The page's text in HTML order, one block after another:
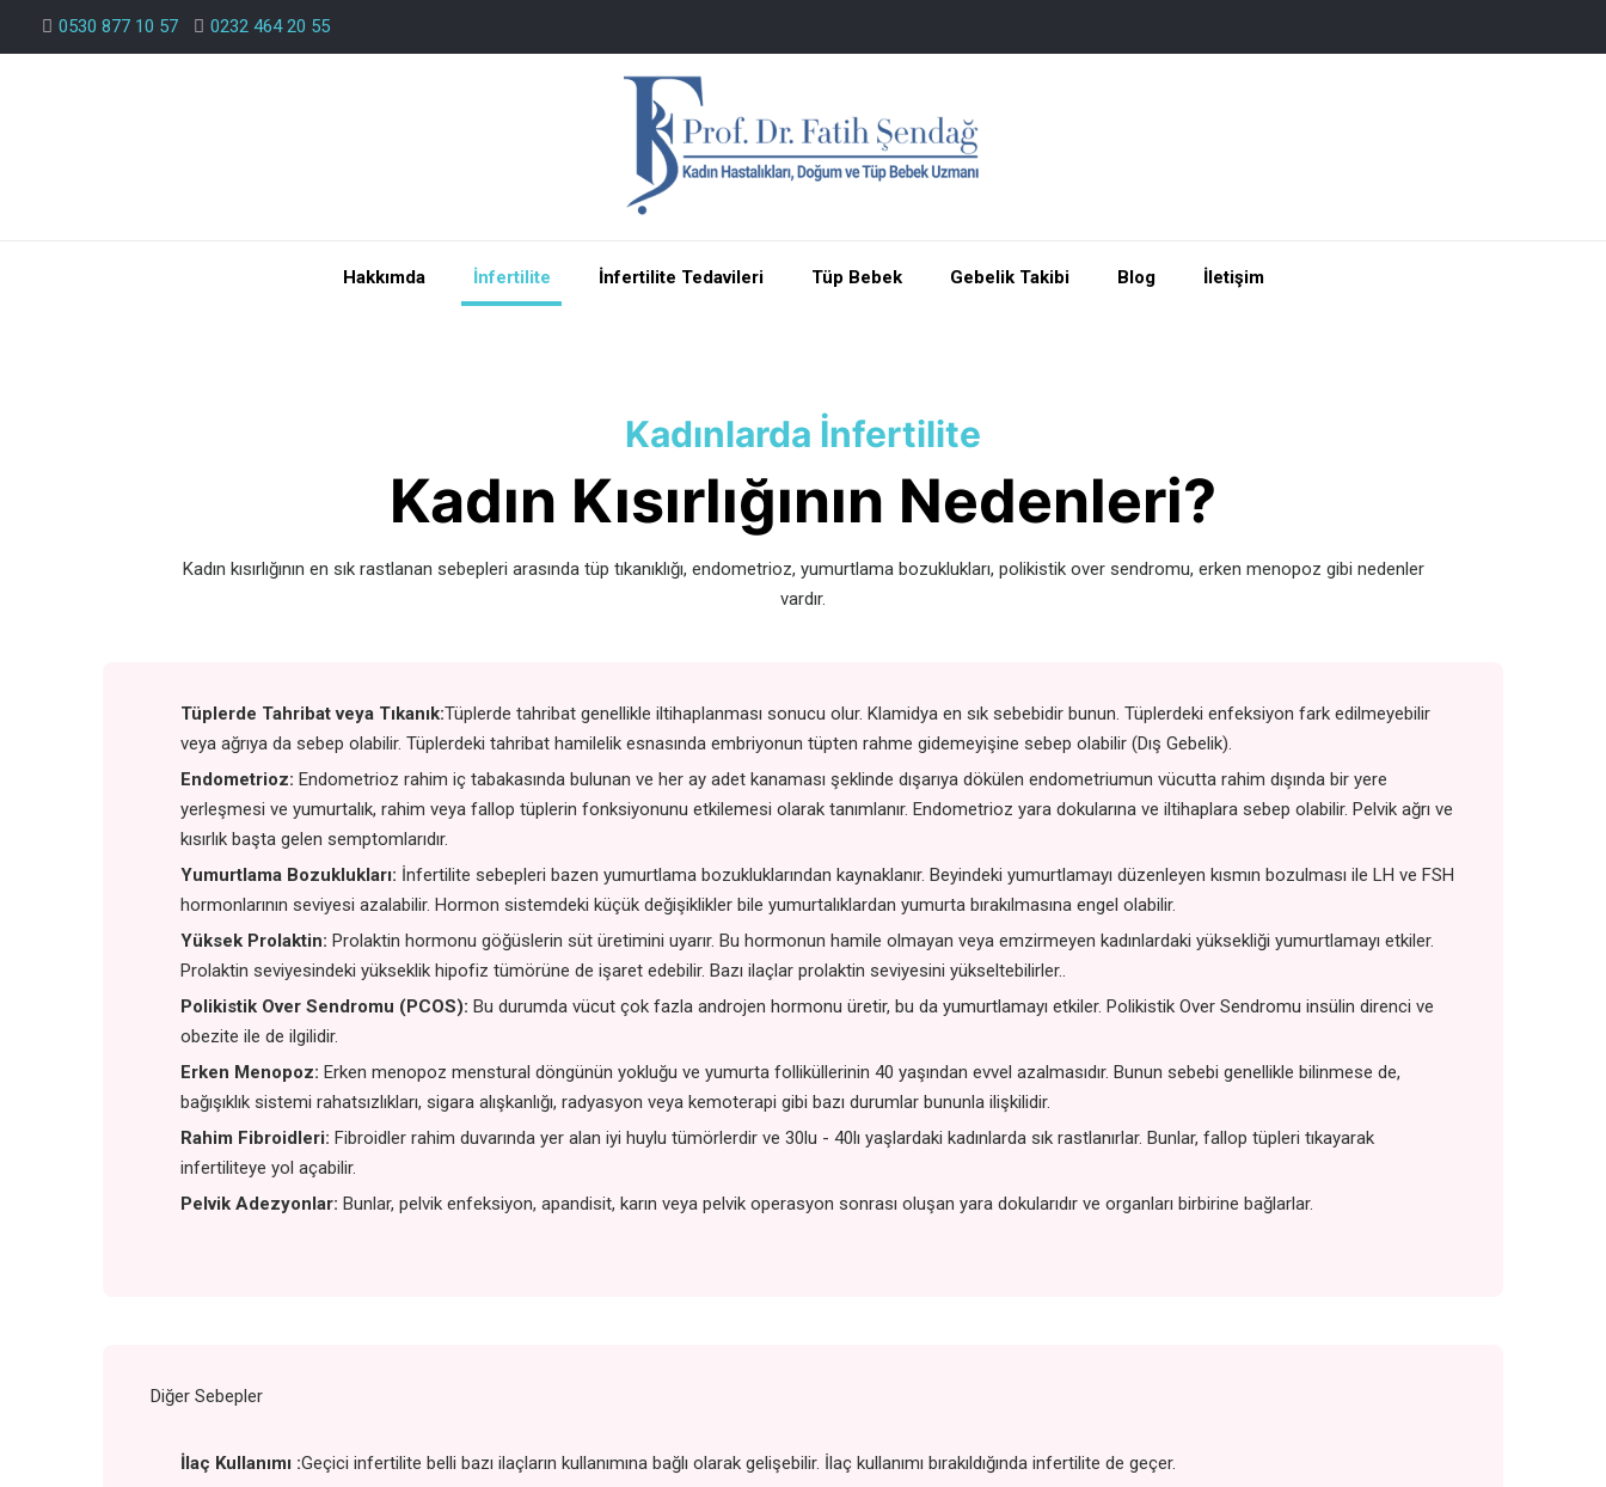
0530 877 10 57 0232 464 20 55
Hakkımda İnfertilite İnfertilite Tedavileri Tüp Bebek Gebelik Takibi Blog İletişim
Kadınlarda İnfertilite
Kadın Kısırlığının Nedenleri?
Kadın kısırlığının en sık rastlanan sebepleri arasında tüp tıkanıklığı, endometrioz, yumurtlama bozuklukları, polikistik over sendromu, erken menopoz gibi nedenler
vardır.
Tüplerde Tahribat veya Tıkanık:Tüplerde tahribat genellikle iltihaplanması sonucu olur. Klamidya en sık sebebidir bunun. Tüplerdeki enfeksiyon fark edilmeyebilir
veya ağrıya da sebep olabilir. Tüplerdeki tahribat hamilelik esnasında embriyonun tüpten rahme gidemeyişine sebep olabilir (Dış Gebelik).
Endometrioz:Endometrioz rahim iç tabakasında bulunan ve her ay adet kanaması şeklinde dışarıya dökülen endometriumun vücutta rahim dışında bir yere
yerleşmesi ve yumurtalık, rahim veya fallop tüplerin fonksiyonunu etkilemesi olarak tanımlanır. Endometrioz yara dokularına ve iltihaplara sebep olabilir. Pelvik ağrı ve
kısırlık başta gelen semptomlarıdır.
Yumurtlama Bozuklukları: İnfertilite sebepleri bazen yumurtlama bozukluklarından kaynaklanır. Beyindeki yumurtlamayı düzenleyen kısmın bozulması ile LH ve FSH
hormonlarının seviyesi azalabilir. Hormon sistemdeki küçük değişiklikler bile yumurtalıklardan yumurta bırakılmasına engel olabilir.
Yüksek Prolaktin: Prolaktin hormonu göğüslerin süt üretimini uyarır. Bu hormonun hamile olmayan veya emzirmeyen kadınlardaki yüksekliği yumurtlamayı etkiler.
Prolaktin seviyesindeki yükseklik hipofiz tümörüne de işaret edebilir. Bazı ilaçlar prolaktin seviyesini yükseltebilirler..
Polikistik Over Sendromu (PCOS):Bu durumda vücut çok fazla androjen hormonu üretir, bu da yumurtlamayı etkiler. Polikistik Over Sendromu insülin direnci ve
obezite ile de ilgilidir.
Erken Menopoz: Erken menopoz menstural döngünün yokluğu ve yumurta folliküllerinin 40 yaşından evvel azalmasıdır. Bunun sebebi genellikle bilinmese de,
bağışıklık sistemi rahatsızlıkları, sigara alışkanlığı, radyasyon veya kemoterapi gibi bazı durumlar bununla ilişkilidir.
Rahim Fibroidleri:Fibroidler rahim duvarında yer alan iyi huylu tümörlerdir ve 30lu - 40lı yaşlardaki kadınlarda sık rastlanırlar. Bunlar, fallop tüpleri tıkayarak
infertiliteye yol açabilir.
Pelvik Adezyonlar: Bunlar, pelvik enfeksiyon, apandisit, karın veya pelvik operasyon sonrası oluşan yara dokularıdır ve organları birbirine bağlarlar.
Diğer Sebepler
İlaç Kullanımı :Geçici infertilite belli bazı ilaçların kullanımına bağlı olarak gelişebilir. İlaç kullanımı bırakıldığında infertilite de geçer.